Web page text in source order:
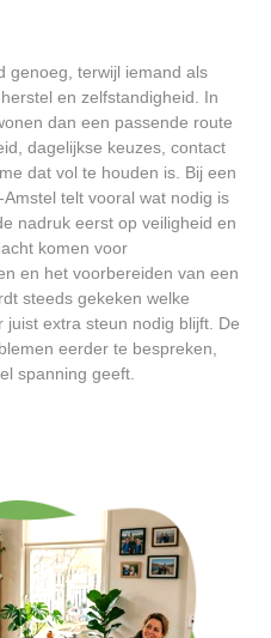
genoeg, terwijl iemand als
en zelfstandigheid. In
dan een passende route
dagelijkse keuzes, contact
dat vol te houden is. Bij een
telt vooral wat nodig is
nadruk eerst op veiligheid en
komen voor
en het voorbereiden van een
steeds gekeken welke
extra steun nodig blijft. De
eerder te bespreken,
spanning geeft.